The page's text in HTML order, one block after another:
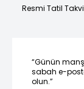
Resmi Tatil
“Günün
sabah e-
olun.”